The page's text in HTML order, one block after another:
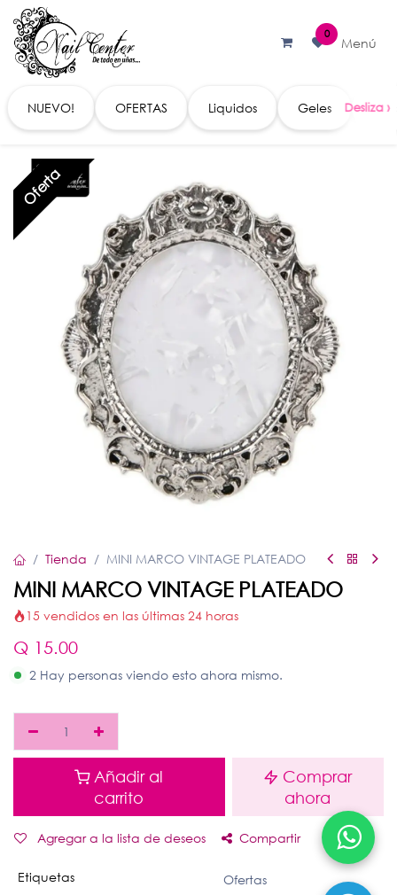
Ir al contenido
0
Menú
NUEVO! OFERTAS Liquidos Geles
Oferta
Tienda MINI MARCO VINTAGE PLATEADO
MINI MARCO VINTAGE PLATEADO
15 vendidos en las últimas 24 horas
Q 15.00
2 Hay personas viendo esto ahora mismo.
Añadir al
carrito
Comprar
ahora
Agregar a la lista de deseos Compartir
Etiquetas Ofertas